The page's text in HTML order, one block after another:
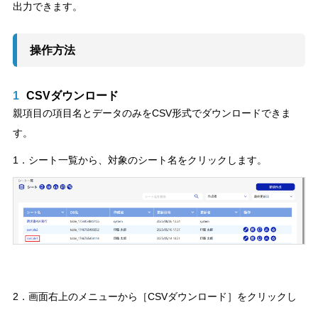
出力できます。
操作方法
1 CSVダウンロード
親項目の項目名とデータのみをCSV形式でダウンロードできま
す。
1．シート一覧から、対象のシート名をクリックします。
2．画面右上のメニューから［CSVダウンロード］をクリックし